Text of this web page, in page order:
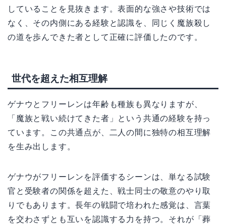
していることを見抜きます。表面的な強さや技術では
なく、その内側にある経験と認識を、同じく魔族殺し
の道を歩んできた者として正確に評価したのです。
世代を超えた相互理解
ゲナウとフリーレンは年齢も種族も異なりますが、
「魔族と戦い続けてきた者」という共通の経験を持っ
ています。この共通点が、二人の間に独特の相互理解
を生み出します。
ゲナウがフリーレンを評価するシーンは、単なる試験
官と受験者の関係を超えた、戦士同士の敬意のやり取
りでもあります。長年の戦闘で培われた感覚は、言葉
を交わさずとも互いを認識する力を持つ。それが「葬